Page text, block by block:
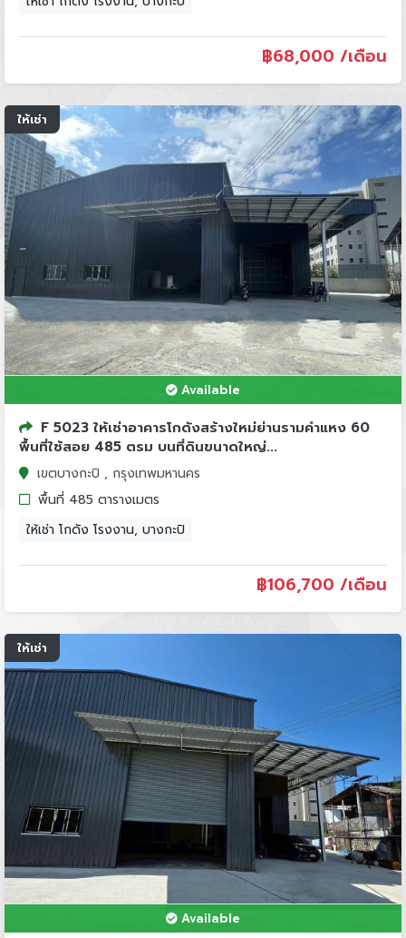
฿68,000 /เดือน
ให้เช่า
Available
F 5023 ให้เช่าอาคารโกดังสร้างใหม่ย่านรามคำแหง 60
พื้นที่ใช้สอย 485 ตรม บนที่ดินขนาดใหญ่...
เขตบางกะปิ , กรุงเทพมหานคร
พื้นที่ 485 ตารางเมตร
ให้เช่า โกดัง โรงงาน, บางกะปิ
฿106,700 /เดือน
ให้เช่า
Available